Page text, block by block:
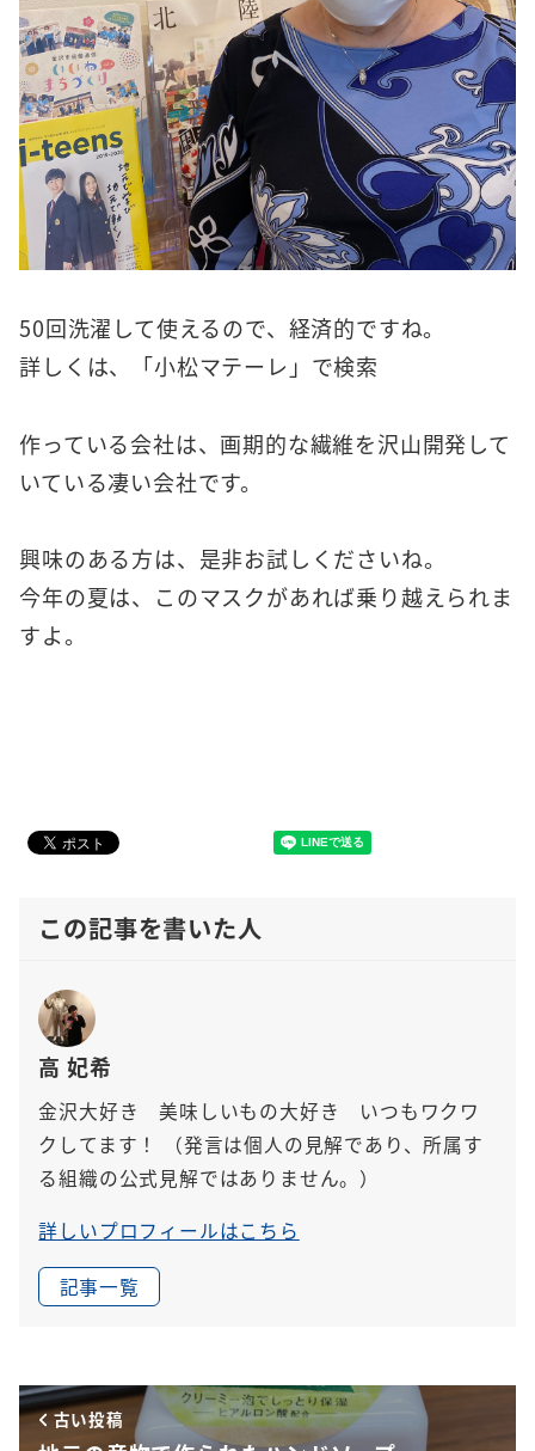
50回洗濯して使えるので、経済的ですね。
詳しくは、「小松マテーレ」で検索
作っている会社は、画期的な繊維を沢山開発して
いている凄い会社です。
興味のある方は、是非お試しくださいね。
今年の夏は、このマスクがあれば乗り越えられま
すよ。
この記事を書いた人
高 妃希
金沢大好き 美味しいもの大好き いつもワクワ
クしてます！
（発言は個人の見解であり、所属す
る組織の公式見解ではありません。）
詳しいプロフィールはこちら
記事一覧
古い投稿